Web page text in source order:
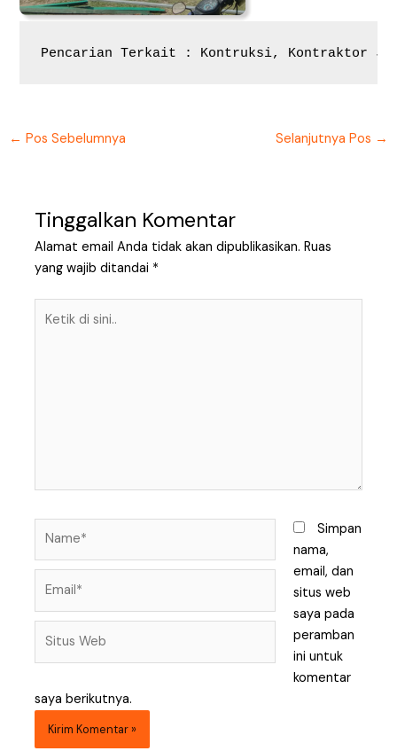
Pencarian Terkait : Kontruksi, Kontraktor
← Pos Sebelumnya Selanjutnya Pos →
Tinggalkan Komentar
Alamat email Anda tidak akan dipublikasikan. Ruas
yang wajib ditandai *
Simpan
nama,
email, dan
situs web
saya pada
peramban
ini untuk
komentar
saya berikutnya.